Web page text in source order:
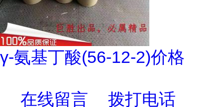
γ-氨基丁酸(56-12-2)价格
在线留言 拨打电话